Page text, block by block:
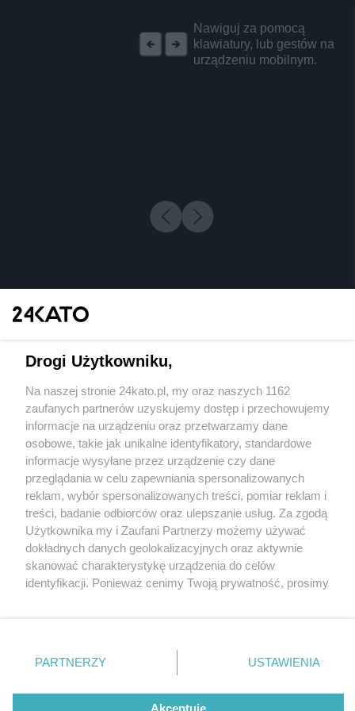
Nawiguj za pomocą
klawiatury, lub gestów na
urządzeniu mobilnym.
3 / 0
Wydawca mediów lokalnych
Nie zapomnij
zapoznać się z:
polityką prywatności regulamin korzystania z portali
Twojemiasto
Piekary Śląskie
Chorzów
Tarnowskie Góry
Gliwice
Skontakuj sięz nami
Kontakt
Wydawca
Redakcja
Drogi Użytkowniku,
Na naszej stronie 24kato.pl, my oraz naszych 1162
zaufanych partnerów uzyskujemy dostęp i przechowujemy
informacje na urządzeniu oraz przetwarzamy dane
osobowe, takie jak unikalne identyfikatory, standardowe
informacje wysyłane przez urządzenie czy dane
przeglądania w celu zapewniania spersonalizowanych
reklam, wybór spersonalizowanych treści, pomiar reklam i
treści, badanie odbiorców oraz ulepszanie usług. Za zgodą
Użytkownika my i Zaufani Partnerzy możemy używać
dokładnych danych geolokalizacyjnych oraz aktywnie
skanować charakterystykę urządzenia do celów
identyfikacji. Ponieważ cenimy Twoją prywatność, prosimy
prywatności znajdujący się w lewym dolnym rogu strony
. Niektóre rodzaje przetwarzania danych nie wymagają
zgody użytkownika, ale masz prawo sprzeciwić się
takiemu przetwarzaniu. Preferencje będą miały
PARTNERZY USTAWIENIA
Akceptuję